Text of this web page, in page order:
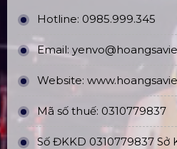
Hotline: 0985.999.345
Email:
Website:
Mã số thuế: 0310779837
Số ĐKKD 0310779837 Sở